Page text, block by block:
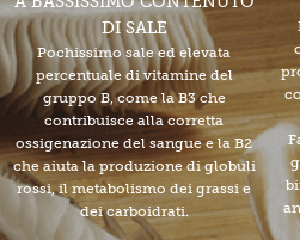
DI SALE
Pochissimo sale ed elevata
percentuale di vitamine del
gruppo B, come la B3 che
contribuisce alla corretta
ossigenazione del sangue e la B2
che aiuta la produzione di globuli
rossi, il metabolismo dei grassi e
dei carboidrati.